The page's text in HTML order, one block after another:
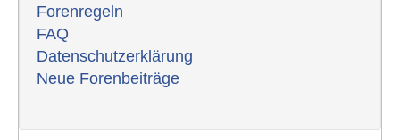
Forenregeln
FAQ
Datenschutzerklärung
Neue Forenbeiträge